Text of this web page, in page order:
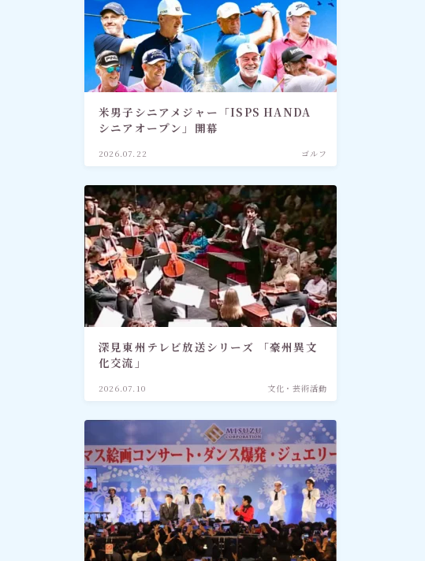
米男子シニアメジャー「ISPS HANDA
シニアオープン」開幕
2026.07.22 ゴルフ
深見東州テレビ放送シリーズ 「豪州異文
化交流」
2026.07.10 文化・芸術活動